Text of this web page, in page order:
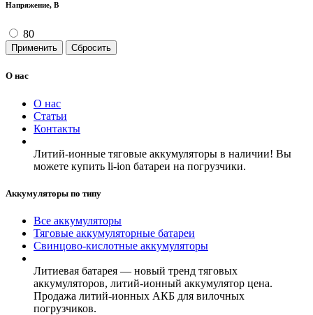
Напряжение, В
80
Применить Сбросить
О нас
О нас
Статьи
Контакты
Литий-ионные тяговые аккумуляторы в наличии! Вы
можете купить li-ion батареи на погрузчики.
Аккумуляторы по типу
Все аккумуляторы
Тяговые аккумуляторные батареи
Свинцово-кислотные аккумуляторы
Литиевая батарея — новый тренд тяговых
аккумуляторов, литий-ионный аккумулятор цена.
Продажа литий-ионных АКБ для вилочных
погрузчиков.